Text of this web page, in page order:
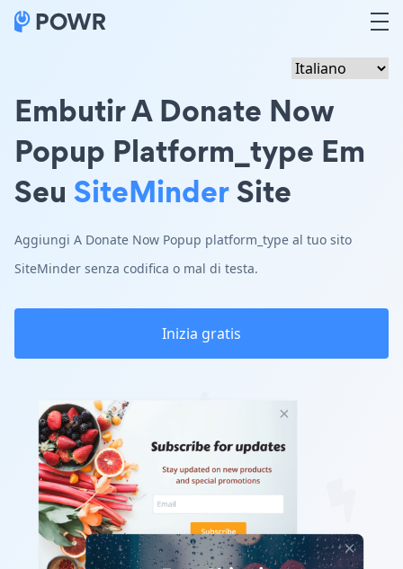
Embutir A Donate Now
Popup Platform_type Em
Seu SiteMinderSite
Aggiungi A Donate Now Popup platform_type al tuo sito
SiteMinder senza codifica o mal di testa.
Inizia gratis